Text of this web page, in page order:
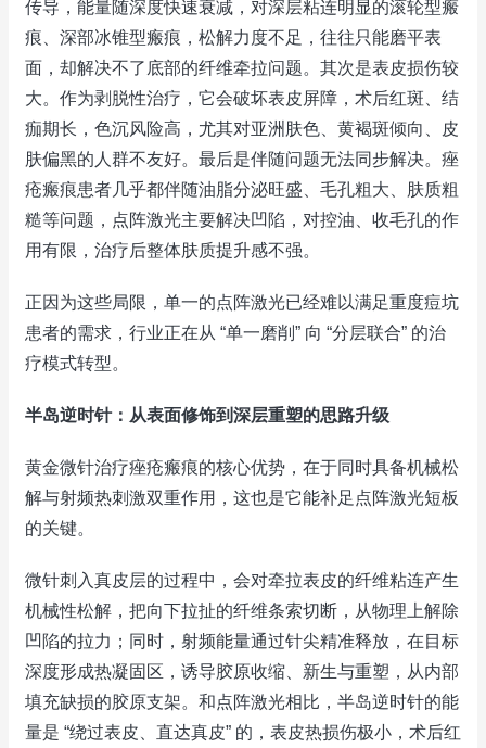
传导，能量随深度快速衰减，对深层粘连明显的滚轮型瘢
痕、深部冰锥型瘢痕，松解力度不足，往往只能磨平表
面，却解决不了底部的纤维牵拉问题。其次是表皮损伤较
大。作为剥脱性治疗，它会破坏表皮屏障，术后红斑、结
痂期长，色沉风险高，尤其对亚洲肤色、黄褐斑倾向、皮
肤偏黑的人群不友好。最后是伴随问题无法同步解决。痤
疮瘢痕患者几乎都伴随油脂分泌旺盛、毛孔粗大、肤质粗
糙等问题，点阵激光主要解决凹陷，对控油、收毛孔的作
用有限，治疗后整体肤质提升感不强。
正因为这些局限，单一的点阵激光已经难以满足重度痘坑
患者的需求，行业正在从 “单一磨削” 向 “分层联合” 的治
疗模式转型。
半岛逆时针：从表面修饰到深层重塑的思路升级
黄金微针治疗痤疮瘢痕的核心优势，在于同时具备机械松
解与射频热刺激双重作用，这也是它能补足点阵激光短板
的关键。
微针刺入真皮层的过程中，会对牵拉表皮的纤维粘连产生
机械性松解，把向下拉扯的纤维条索切断，从物理上解除
凹陷的拉力；同时，射频能量通过针尖精准释放，在目标
深度形成热凝固区，诱导胶原收缩、新生与重塑，从内部
填充缺损的胶原支架。和点阵激光相比，半岛逆时针的能
量是 “绕过表皮、直达真皮” 的，表皮热损伤极小，术后红